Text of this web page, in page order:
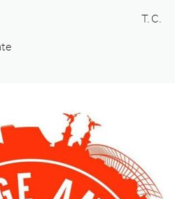
T. C.